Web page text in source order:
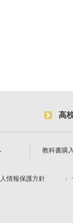
高
教科書購
情報保護方針